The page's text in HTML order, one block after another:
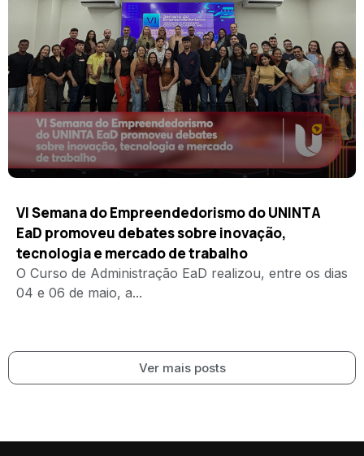
VI Semana do Empreendedorismo do UNINTA
EaD promoveu debates sobre inovação,
tecnologia e mercado de trabalho
O Curso de Administração EaD realizou, entre os dias
04 e 06 de maio, a...
Ver mais posts